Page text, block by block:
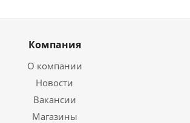
Компания
О компании
Новости
Вакансии
Магазины